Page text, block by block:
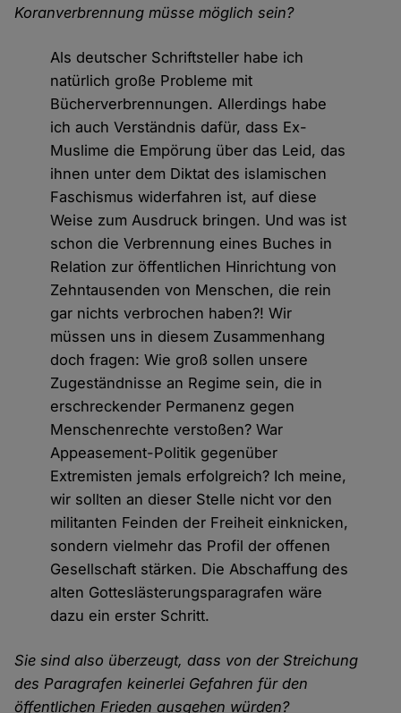
Koranverbrennung müsse möglich sein?
Als deutscher Schriftsteller habe ich
natürlich große Probleme mit
Bücherverbrennungen. Allerdings habe
ich auch Verständnis dafür, dass Ex-
Muslime die Empörung über das Leid, das
ihnen unter dem Diktat des islamischen
Faschismus widerfahren ist, auf diese
Weise zum Ausdruck bringen. Und was ist
schon die Verbrennung eines Buches in
Relation zur öffentlichen Hinrichtung von
Zehntausenden von Menschen, die rein
gar nichts verbrochen haben?! Wir
müssen uns in diesem Zusammenhang
doch fragen: Wie groß sollen unsere
Zugeständnisse an Regime sein, die in
erschreckender Permanenz gegen
Menschenrechte verstoßen? War
Appeasement-Politik gegenüber
Extremisten jemals erfolgreich? Ich meine,
wir sollten an dieser Stelle nicht vor den
militanten Feinden der Freiheit einknicken,
sondern vielmehr das Profil der offenen
Gesellschaft stärken. Die Abschaffung des
alten Gotteslästerungsparagrafen wäre
dazu ein erster Schritt.
Sie sind also überzeugt, dass von der Streichung
des Paragrafen keinerlei Gefahren für den
öffentlichen Frieden ausgehen würden?